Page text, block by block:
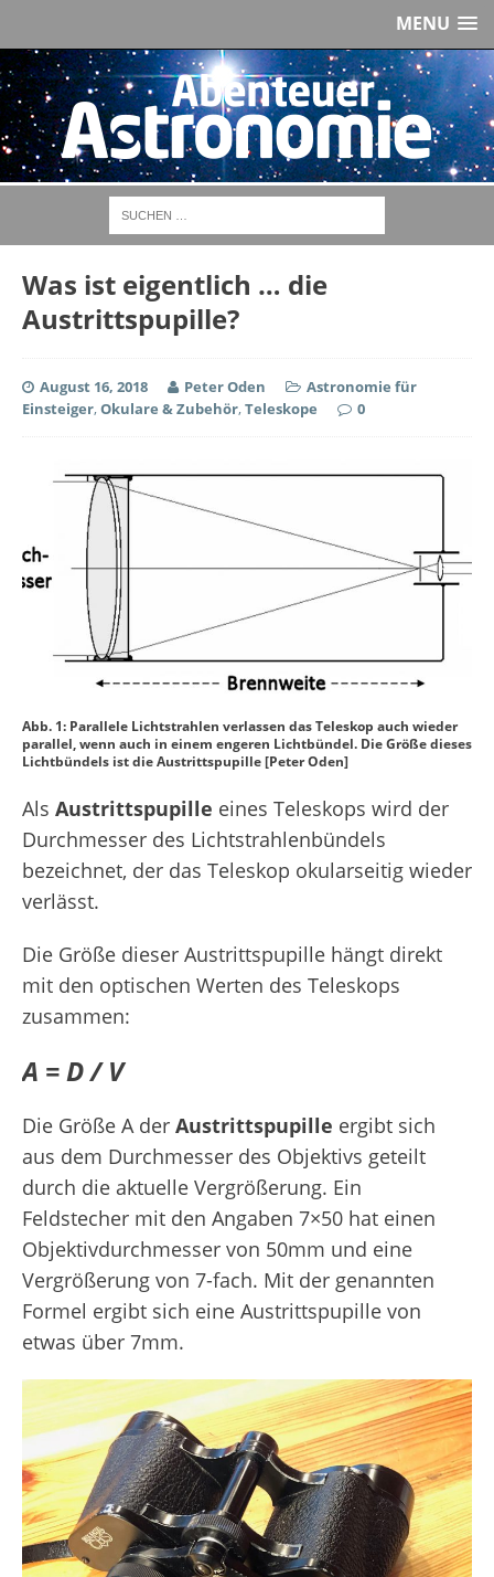
MENU
Was ist eigentlich … die
Austrittspupille?
August 16, 2018 Peter Oden
Astronomie für
Einsteiger,Okulare & Zubehör,Teleskope 0
Abb. 1: Parallele Lichtstrahlen verlassen das Teleskop auch wieder
parallel, wenn auch in einem engeren Lichtbündel. Die Größe dieses
Lichtbündels ist die Austrittspupille [Peter Oden]
Als Austrittspupille eines Teleskops wird der
Durchmesser des Lichtstrahlenbündels
bezeichnet, der das Teleskop okularseitig wieder
verlässt.
Die Größe dieser Austrittspupille hängt direkt
mit den optischen Werten des Teleskops
zusammen:
A = D / V
Die Größe A der Austrittspupille ergibt sich
aus dem Durchmesser des Objektivs geteilt
durch die aktuelle Vergrößerung. Ein
Feldstecher mit den Angaben 7×50 hat einen
Objektivdurchmesser von 50mm und eine
Vergrößerung von 7-fach. Mit der genannten
Formel ergibt sich eine Austrittspupille von
etwas über 7mm.